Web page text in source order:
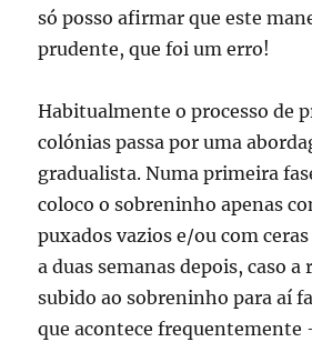
só posso afirmar que este
prudente, que foi um erro!
Habitualmente o processo de
colónias passa por uma
gradualista. Numa primeira
coloco o sobreninho apenas
puxados vazios e/ou com
a duas semanas depois, caso
subido ao sobreninho para aí
que acontece